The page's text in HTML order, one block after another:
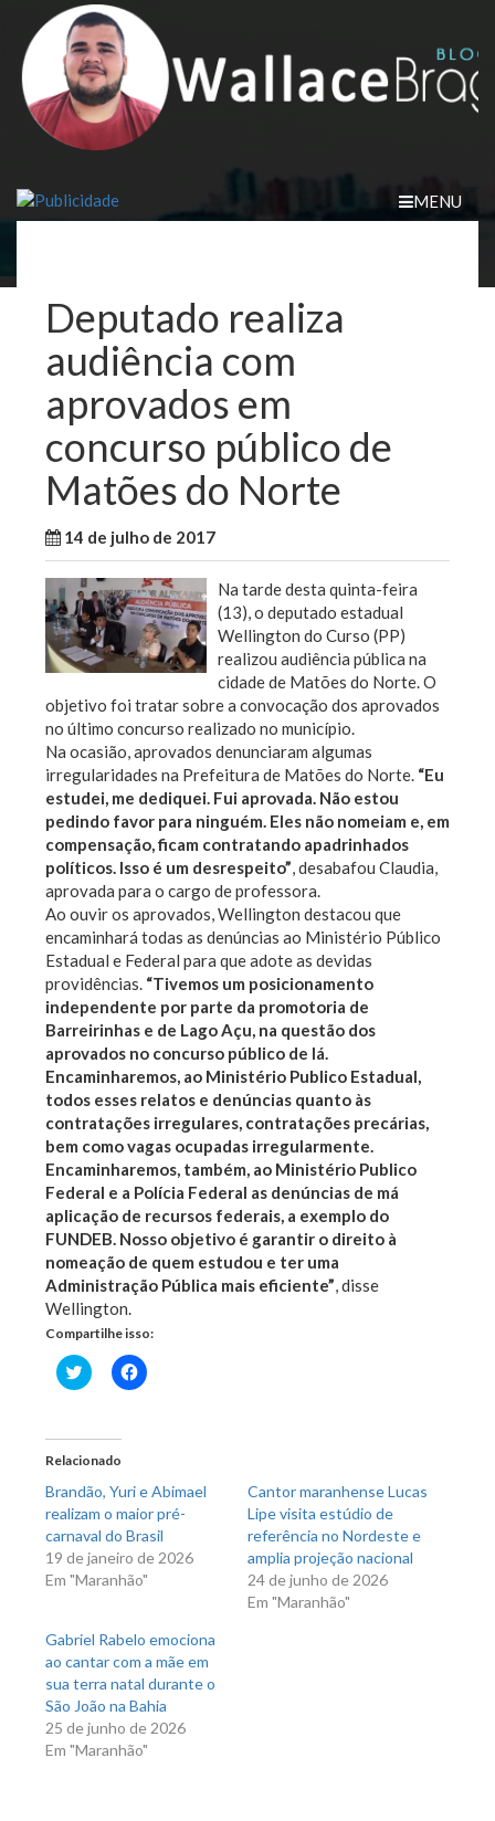
content
MENU
Deputado realiza
audiência com
aprovados em
concurso público de
Matões do Norte
14 de julho de 2017
Na tarde desta quinta-feira
(13), o deputado estadual
Wellington do Curso (PP)
realizou audiência pública na
cidade de Matões do Norte. O
objetivo foi tratar sobre a convocação dos aprovados
no último concurso realizado no município.
Na ocasião, aprovados denunciaram algumas
irregularidades na Prefeitura de Matões do Norte. “Eu
estudei, me dediquei. Fui aprovada. Não estou
pedindo favor para ninguém. Eles não nomeiam e, em
compensação, ficam contratando apadrinhados
políticos. Isso é um desrespeito”, desabafou Claudia,
aprovada para o cargo de professora.
Ao ouvir os aprovados, Wellington destacou que
encaminhará todas as denúncias ao Ministério Público
Estadual e Federal para que adote as devidas
providências. “Tivemos um posicionamento
independente por parte da promotoria de
Barreirinhas e de Lago Açu, na questão dos
aprovados no concurso público de lá.
Encaminharemos, ao Ministério Publico Estadual,
todos esses relatos e denúncias quanto às
contratações irregulares, contratações precárias,
bem como vagas ocupadas irregularmente.
Encaminharemos, também, ao Ministério Publico
Federal e a Polícia Federal as denúncias de má
aplicação de recursos federais, a exemplo do
FUNDEB. Nosso objetivo é garantir o direito à
nomeação de quem estudou e ter uma
Administração Pública mais eficiente”, disse
Wellington.
Compartilhe isso:
Clique
para
em
nova
janela)
Clique
para
Relacionado
Brandão, Yuri e Abimael
realizam o maior pré-
carnaval do Brasil
19 de janeiro de 2026
Em "Maranhão"
Cantor maranhense Lucas
Lipe visita estúdio de
referência no Nordeste e
amplia projeção nacional
24 de junho de 2026
Em "Maranhão"
Gabriel Rabelo emociona
ao cantar com a mãe em
sua terra natal durante o
São João na Bahia
25 de junho de 2026
Em "Maranhão"